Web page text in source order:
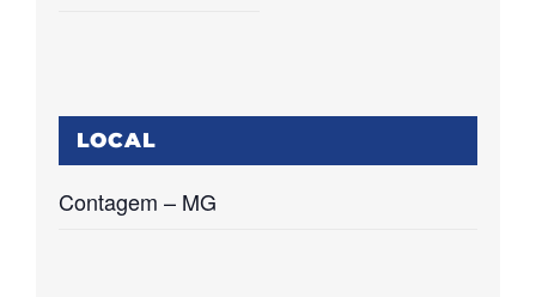
LOCAL
Contagem – MG